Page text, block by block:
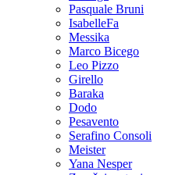
Pasquale Bruni
IsabelleFa
Messika
Marco Bicego
Leo Pizzo
Girello
Baraka
Dodo
Pesavento
Serafino Consoli
Meister
Yana Nesper